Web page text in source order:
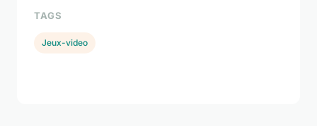
TAGS
Jeux-video